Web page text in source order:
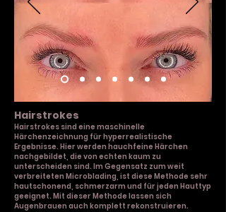
Hairstrokes
Hairstrokes sind eine maschinelle
Härchenzeichnung für hyperrealistische
Ergebnisse. Hier werden hauchfeine Härchen
nachgebildet, die von echten kaum zu
unterscheiden sind. Im Gegensatz zum weit
verbreiteten Microblading, ist diese Methode sehr
hautschonend, schmerzarm und für jeden Hauttyp
geeignet. Mit dieser Methode lassen sich
Augenbrauen auch komplett rekonstruieren.